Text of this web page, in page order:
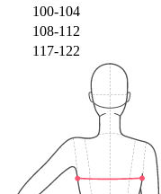
100-104
108-112
117-122